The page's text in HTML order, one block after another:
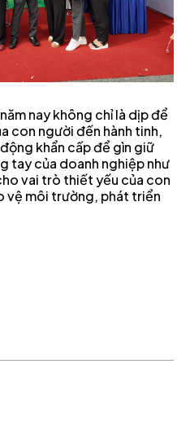
nay không chỉ là dịp để
con người đến hành tinh,
khẩn cấp để gìn giữ
tay của doanh nghiệp như
vai trò thiết yếu của con
vệ môi trường, phát triển